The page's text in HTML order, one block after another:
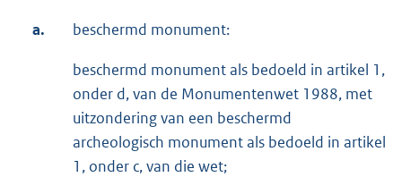
a. beschermd monument:
beschermd monument als bedoeld in artikel 1,
onder d, van de Monumentenwet 1988, met
uitzondering van een beschermd
archeologisch monument als bedoeld in artikel
1, onder c, van die wet;